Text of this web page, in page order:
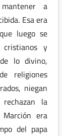
a
Esa era
luego se
y
lo divino,
religiones
niegan
la
era
del papa